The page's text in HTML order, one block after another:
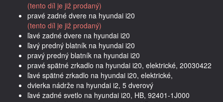
(tento díl je již prodaný)
pravé zadné dvere na hyundai i20
(tento díl je již prodaný)
ľavé zadné dvere na hyundai i20
ľavý predný blatník na hyundai i20
pravý predný blatník na hyundai i20
pravé spätné zrkadlo na hyundai i20, elektrické, 20030422
ľavé spätné zrkadlo na hyundai i20, elektrické,
dvierka nádrže na hyundai i2, 5 dverový
ľavé zadné svetlo na hyundai i20, HB, 92401-1J000